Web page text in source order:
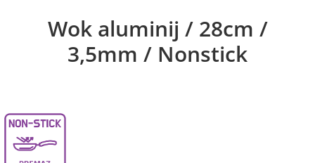
Wok aluminij / 28cm /
3,5mm / Nonstick